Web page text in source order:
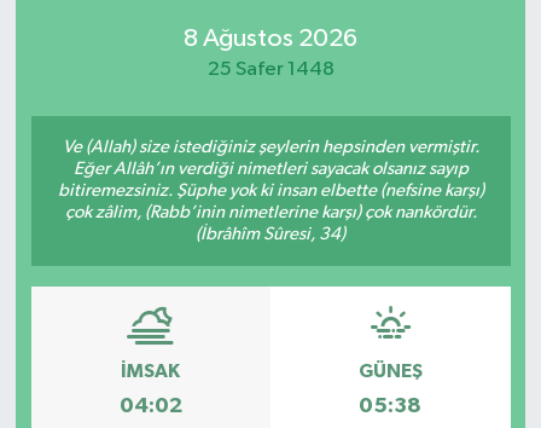
8 Ağustos 2026
25 Safer 1448
Ve (Allah) size istediğiniz şeylerin hepsinden vermiştir.
Eğer Allâh’ın verdiği nimetleri sayacak olsanız sayıp
bitiremezsiniz. Şüphe yok ki insan elbette (nefsine karşı)
çok zâlim, (Rabb’inin nimetlerine karşı) çok nankördür.
(İbrâhîm Sûresi, 34)
İMSAK
04:02
GÜNEŞ
05:38
Son Dakika Haberleri
Haber Arşivi